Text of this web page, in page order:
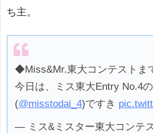
ち主。
◆Miss&Mr.東大コンテストま
今日は、ミス東大Entry No.4
(@misstodai_4)ですき
— ミス&ミスター東大コンテ